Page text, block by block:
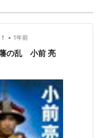
• 1年前
の乱 小前 亮